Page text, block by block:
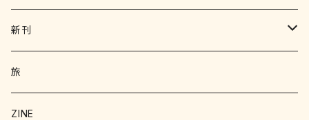
写真集 画集
絵本 児童書
詩 エッセイ 小説
新刊
エッセイ
暮らし
絵本
旅
ZINE